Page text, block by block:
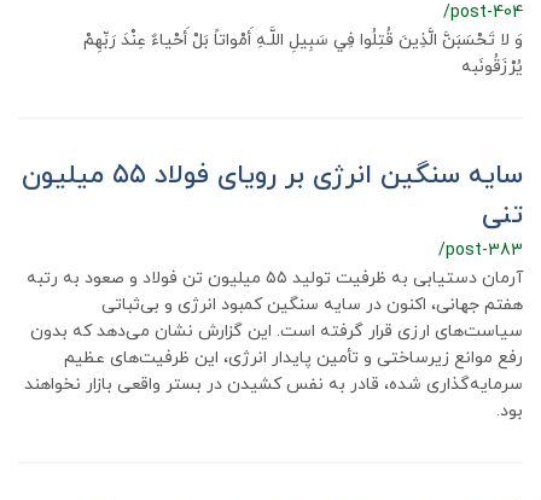
/post-404
وَ لا تَحْسَبَنَّ الَّذِينَ قُتِلُوا فِي سَبِيلِ اللَّـهِ أَمْواتاً بَلْ أَحْياءٌ عِنْدَ رَبِّهِمْ
يُرْزَقُونَبه ‌
سایه سنگین انرژی بر رویای فولاد ۵۵ میلیون
تنی
/post-383
آرمان دستیابی به ظرفیت تولید ۵۵ میلیون تن فولاد و صعود به رتبه
هفتم جهانی، اکنون در سایه سنگین کمبود انرژی و بی‌ثباتی
سیاست‌های ارزی قرار گرفته است. این گزارش نشان می‌دهد که بدون
رفع موانع زیرساختی و تأمین پایدار انرژی، این ظرفیت‌های عظیم
سرمایه‌گذاری شده، قادر به نفس کشیدن در بستر واقعی بازار نخواهند
بود.